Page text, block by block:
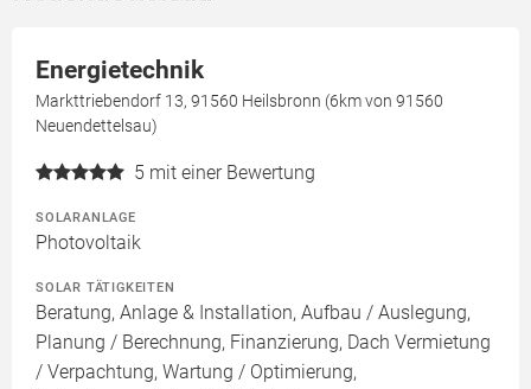
Energietechnik
Markttriebendorf 13, 91560 Heilsbronn (6km von 91560
Neuendettelsau)
5 mit einer Bewertung
SOLARANLAGE
Photovoltaik
SOLAR TÄTIGKEITEN
Beratung, Anlage & Installation, Aufbau / Auslegung,
Planung / Berechnung, Finanzierung, Dach Vermietung
/ Verpachtung, Wartung / Optimierung,